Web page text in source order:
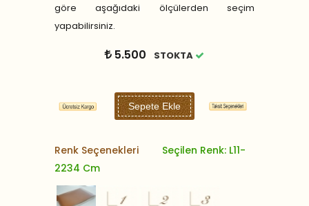
göre aşağıdaki ölçülerden seçim
yapabilirsiniz.
5.500 STOKTA
Sepete Ekle
Renk Seçenekleri
Seçilen Renk: L11-
2234 Cm